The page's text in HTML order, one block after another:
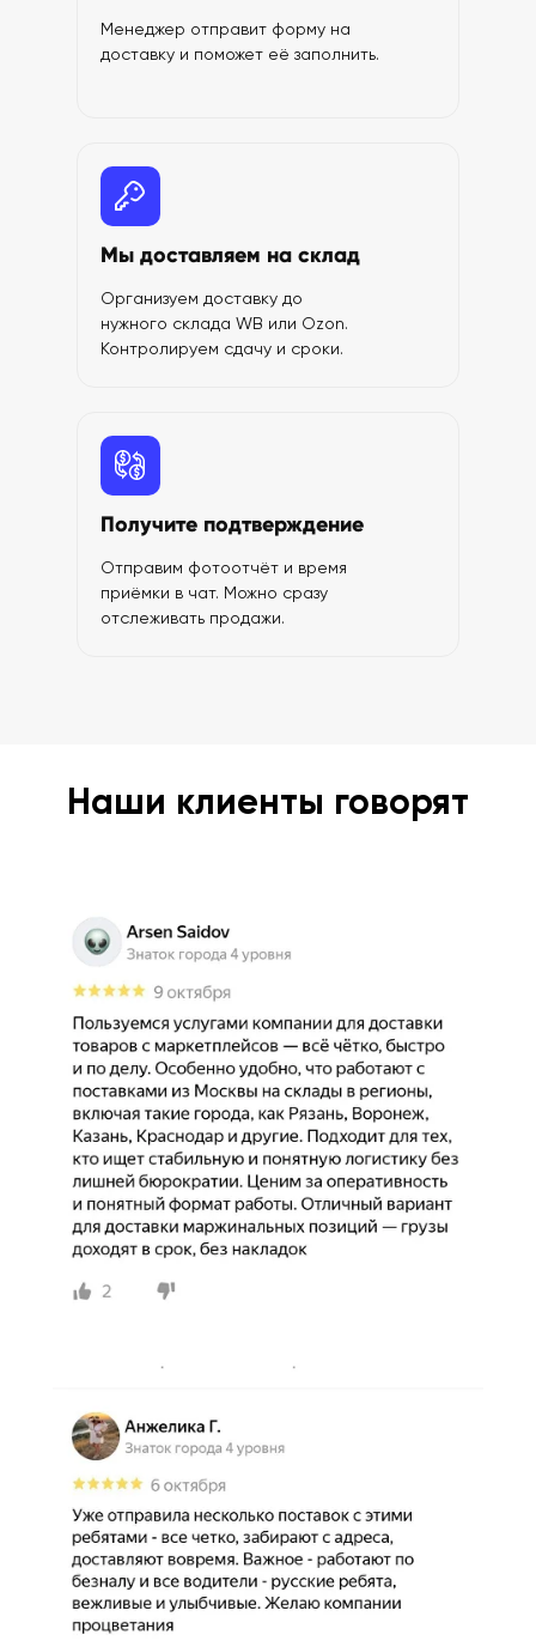
Менеджер отправит форму на
доставку и поможет её заполнить.
Мы доставляем на склад
Организуем доставку до
нужного склада WB или Ozon.
Контролируем сдачу и сроки.
Получите подтверждение
Отправим фотоотчёт и время
приёмки в чат. Можно сразу
отслеживать продажи.
Наши клиенты говорят